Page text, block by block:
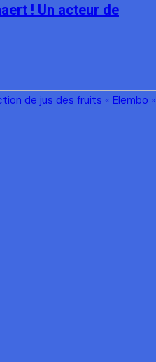
! Un acteur de